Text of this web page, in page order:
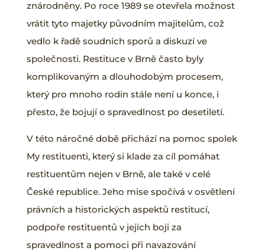
znárodněny. Po roce 1989 se otevřela možnost
vrátit tyto majetky původním majitelům, což
vedlo k řadě soudních sporů a diskuzí ve
společnosti. Restituce v Brně často byly
komplikovaným a dlouhodobým procesem,
který pro mnoho rodin stále není u konce, i
přesto, že bojují o spravedlnost po desetiletí.
V této náročné době přichází na pomoc spolek
My restituenti, který si klade za cíl pomáhat
restituentům nejen v Brně, ale také v celé
České republice. Jeho mise spočívá v osvětlení
právních a historických aspektů restitucí,
podpoře restituentů v jejich boji za
spravedlnost a pomoci při navazování